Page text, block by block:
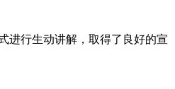
进行生动讲解，取得了良好的宣